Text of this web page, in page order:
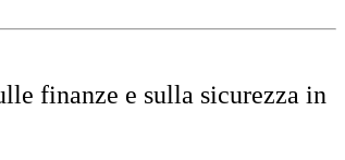
finanze e sulla sicurezza in